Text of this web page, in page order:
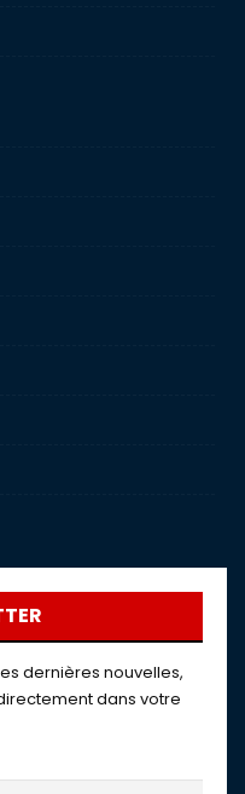
dernières nouvelles,
dans votre